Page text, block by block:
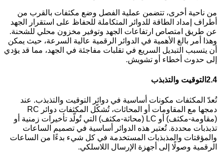
من ناحية أخرى، تتضمن عملية الفصل وضع مكثفات بالقرب من
أطراف إمداد الطاقة للدوائر المتكاملة للحفاظ على استقرار الجهد
عن طريق امتصاص ارتفاعات الجهد وتوفير مخزون محلي للشحنة.
وهذا أمر بالغ الأهمية في الدوائر الرقمية عالية السرعة، حيث يمكن
أن يتسبب التبديل السريع في تقلبات مفاجئة في الجهد، مما قد يؤدي
إلى حدوث أخطاء أو تشويش.
2.4 التوقيت والتذبذب
تُعدّ المكثفات مكونات أساسية في دوائر التوقيت والتذبذب. عند
دمجها مع المقاومات أو المحاثات، تُشكّل المكثفات دوائر RC
(مقاومة-مكثف) أو LC (محاثة-مكثف) التي تُولّد تأخيرات زمنية أو
تذبذبات محددة. تُعتبر هذه الدوائر أساسية في تصميم الساعات
والمؤقتات والمذبذبات المستخدمة في كل شيء بدءًا من الساعات
الرقمية وصولًا إلى أجهزة الإرسال اللاسلكي.